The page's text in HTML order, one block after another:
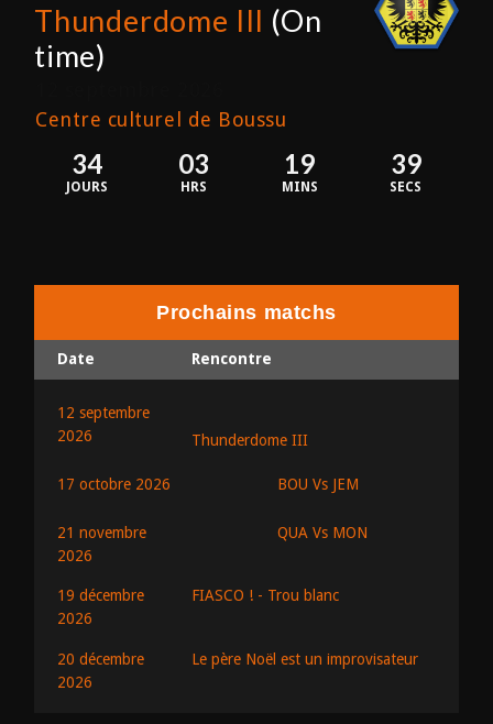
Thunderdome III (On
time)
Centre culturel de Boussu
34
JOURS
03
HRS
19
MINS
39
SECS
Prochains matchs
Date Rencontre
12 septembre
2026
Thunderdome III
17 octobre 2026 BOU Vs JEM
21 novembre
2026
QUA Vs MON
19 décembre
2026
FIASCO ! - Trou blanc
20 décembre
2026
Le père Noël est un improvisateur